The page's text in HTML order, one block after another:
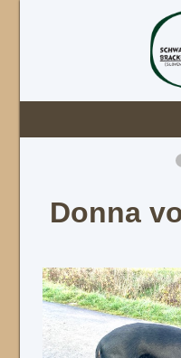
Donna